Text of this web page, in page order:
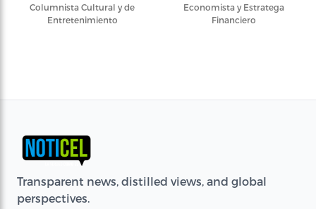
Columnista Cultural y de
Entretenimiento
Economista y Estratega
Financiero
Transparent news, distilled views, and global
perspectives.